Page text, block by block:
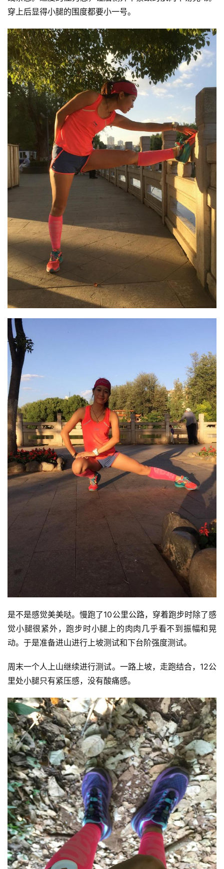
穿上后显得小腿的围度都要小一号。
是不是感觉美美哒。慢跑了10公里公路，穿着跑步时除了感
觉小腿很紧外，跑步时小腿上的肉肉几乎看不到振幅和晃
动。于是准备进山进行上坡测试和下台阶强度测试。
周末一个人上山继续进行测试。一路上坡，走跑结合，12公
里处小腿只有紧压感，没有酸痛感。